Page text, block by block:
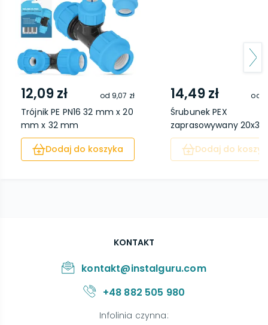
12,09 zł od 9,07 zł
Trójnik PE PN16 32 mm x 20
mm x 32 mm
Dodaj do koszyka
14,49 zł od
Śrubunek PEX
zaprasowywany 20x3/
Dodaj do
KONTAKT
kontakt@instalguru.com
+48 882 505 980
Infolinia czynna: